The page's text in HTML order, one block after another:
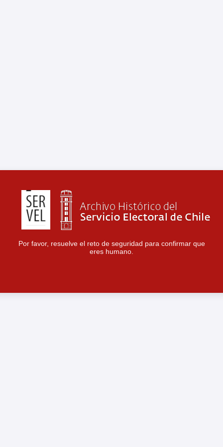
Por favor, resuelve el reto de seguridad para confirmar que
eres humano.